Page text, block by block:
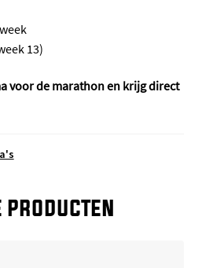
13)
voor de marathon en krijg direct
producten